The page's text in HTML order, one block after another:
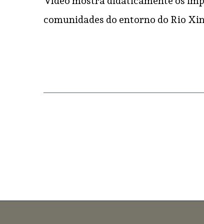
comunidades do entorno do Rio